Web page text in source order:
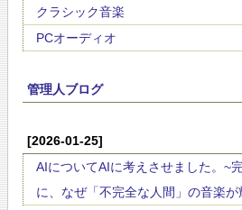
クラシック音楽
PCオーディオ
管理人ブログ
[2026-01-25]
AIについてAIに考えさせました。~
に、なぜ「不完全な人間」の音楽が